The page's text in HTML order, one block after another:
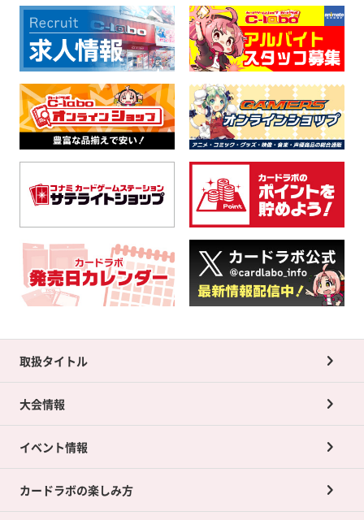
取扱タイトル
大会情報
イベント情報
カードラボの楽しみ方